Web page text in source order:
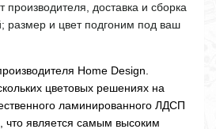
доставка и сборка
размер и цвет подгоним под ваш
Home Design.
цветовых решениях на
ламинированного ЛДСП
что является самым высоким